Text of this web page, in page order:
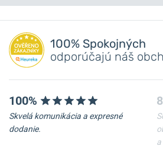
Máte otázku?
Pridať dotaz
100% Spokojných
odporúčajú náš
100%
Skvelá komunikácia a expresné
dodanie.